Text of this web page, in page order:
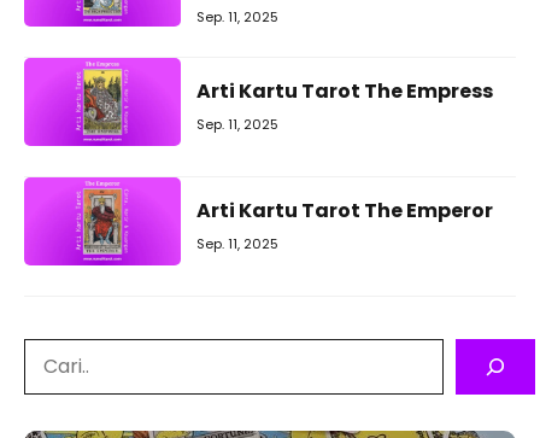
Sep. 11, 2025
Arti Kartu Tarot The Empress
Sep. 11, 2025
Arti Kartu Tarot The Emperor
Sep. 11, 2025
Search